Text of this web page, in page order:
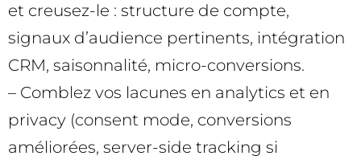
et creusez-le : structure de compte,
signaux d’audience pertinents, intégration
CRM, saisonnalité, micro-conversions.
– Comblez vos lacunes en analytics et en
privacy (consent mode, conversions
améliorées, server-side tracking si